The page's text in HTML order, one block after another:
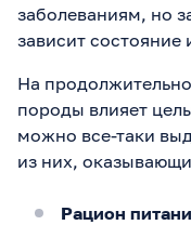
заболеваниям, но
зависит состояние
На
породы влияет
можно все-таки
из них,
Рацион